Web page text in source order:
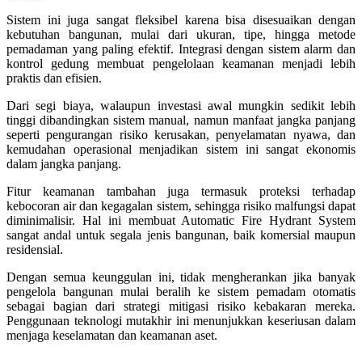
Sistem ini juga sangat fleksibel karena bisa disesuaikan dengan
kebutuhan bangunan, mulai dari ukuran, tipe, hingga metode
pemadaman yang paling efektif. Integrasi dengan sistem alarm dan
kontrol gedung membuat pengelolaan keamanan menjadi lebih
praktis dan efisien.
Dari segi biaya, walaupun investasi awal mungkin sedikit lebih
tinggi dibandingkan sistem manual, namun manfaat jangka panjang
seperti pengurangan risiko kerusakan, penyelamatan nyawa, dan
kemudahan operasional menjadikan sistem ini sangat ekonomis
dalam jangka panjang.
Fitur keamanan tambahan juga termasuk proteksi terhadap
kebocoran air dan kegagalan sistem, sehingga risiko malfungsi dapat
diminimalisir. Hal ini membuat Automatic Fire Hydrant System
sangat andal untuk segala jenis bangunan, baik komersial maupun
residensial.
Dengan semua keunggulan ini, tidak mengherankan jika banyak
pengelola bangunan mulai beralih ke sistem pemadam otomatis
sebagai bagian dari strategi mitigasi risiko kebakaran mereka.
Penggunaan teknologi mutakhir ini menunjukkan keseriusan dalam
menjaga keselamatan dan keamanan aset.